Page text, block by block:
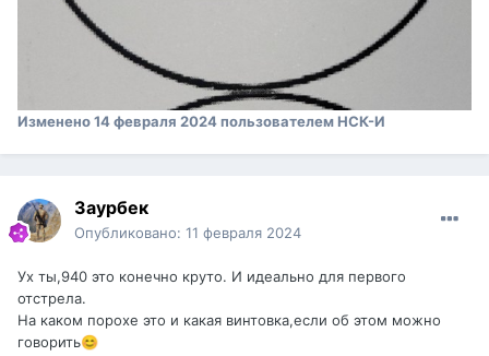
Изменено14 февраля 2024пользователем НСК-И
Заурбек
Опубликовано: 11 февраля 2024
Ух ты,940 это конечно круто. И идеально для первого
отстрела.
На каком порохе это и какая винтовка,если об этом можно
говорить😊